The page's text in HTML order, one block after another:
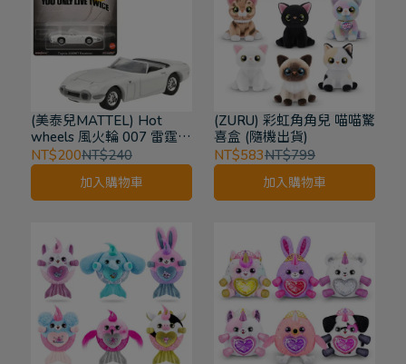
(美泰兒MATTEL) Hot
wheels 風火輪 007 雷霆谷
HKC27 豐田 2000GT
NT$200NT$240
加入購物車
(ZURU) 彩虹角角兒 喵喵驚
喜盒 (隨機出貨)
NT$583NT$799
加入購物車